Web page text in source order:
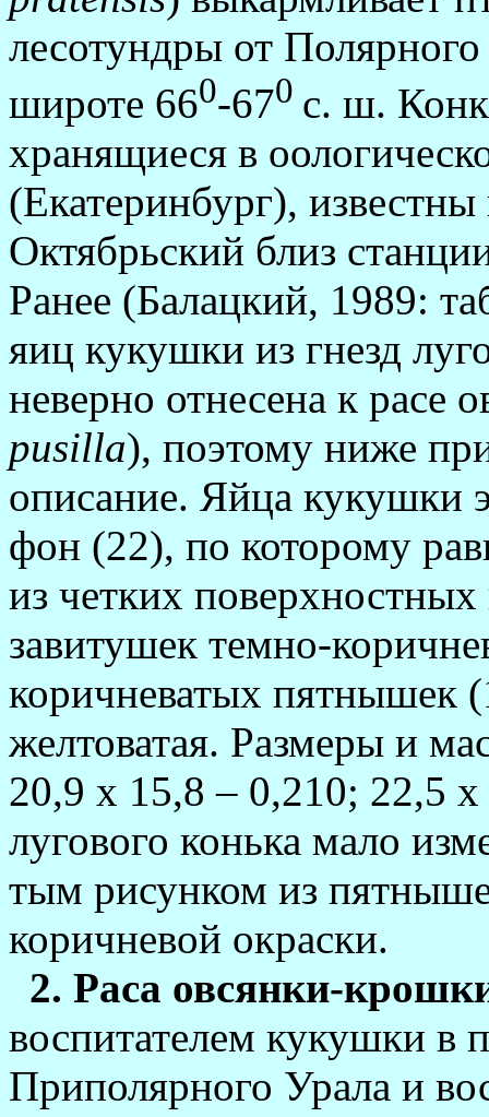
лесотундры от
ши­роте 660-670 с. ш.
хранящиеся в
(Екатеринбург),
Октябpьский близ
Ранее (Балацкий, 1989:
яиц кукушки из гнезд
неверно отнесена к расе
pusilla), поэтому ниже
описание. Яй­ца кукушки
фон (22), по которому
из четких
завитушек темно-
коричневатых пятнышек
желтоватая. Размеры и
20,9 х 15,8 – 0,210; 22,5
лугового конька мало
тым­ рисунком из
коричневой окраски.
2. Раса овсянки-
воспитателем кукушки в
Приполярного Ура­ла и